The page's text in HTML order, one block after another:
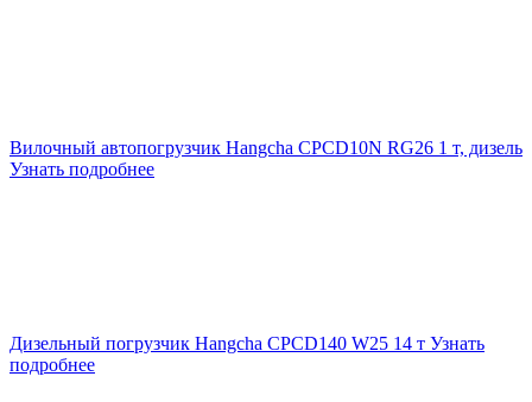
Вилочный автопогрузчик Hangcha CPCD10N RG26 1 т, дизель
Узнать подробнее
Дизельный погрузчик Hangcha CPCD140 W25 14 т Узнать
подробнее